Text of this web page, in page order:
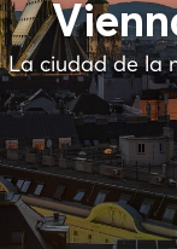
La ciudad de la